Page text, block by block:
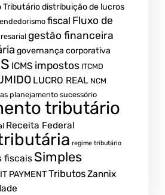
Tributáriodistribuição de lucros
fiscal Fluxo de
gestão financeira
governança corporativa
ICMS impostos ITCMD
LUCRO REAL NCM
planejamento sucessório
tributário
Receita Federal
regime tributário
fiscais Simples
PAYMENTTributosZannix